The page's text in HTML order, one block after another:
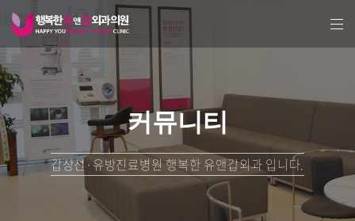
커뮤니티
갑상선·유방진료병원 행복한 유앤갑외과 입니다.